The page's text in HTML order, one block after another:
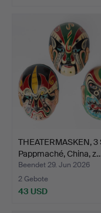
THEATERMASKEN, 3
Pappmaché, China,
Beendet 29. Jun 2026
2 Gebote
43 USD